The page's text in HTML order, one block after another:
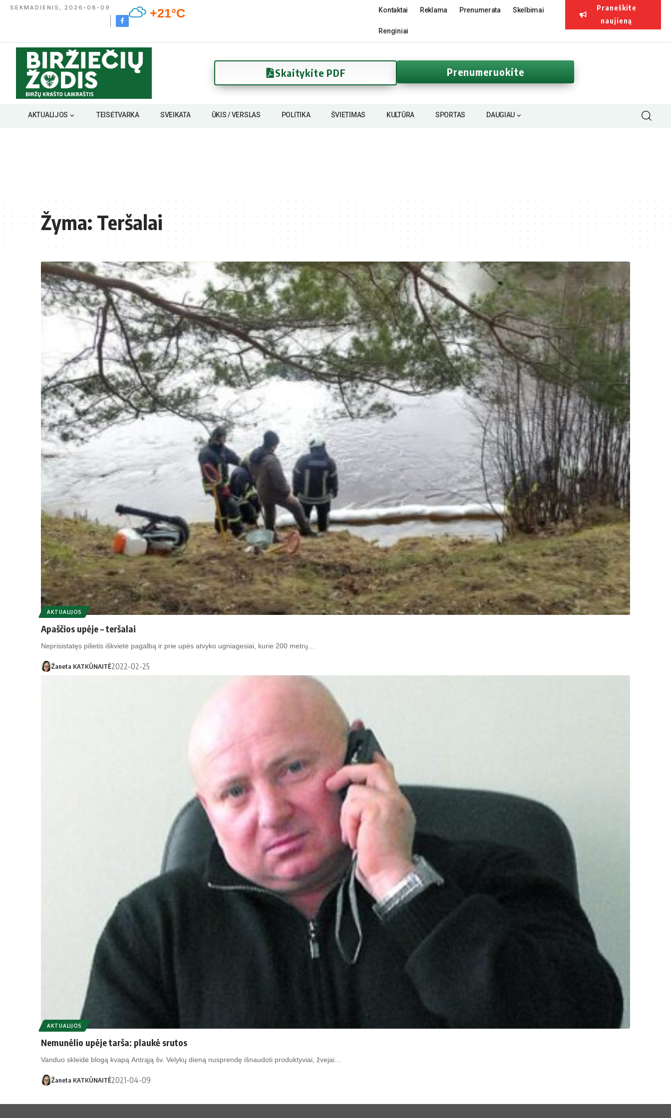
SEKMADIENIS, 2026-08-09 +21°C Kontaktai Reklama Prenumerata Skelbimai
Renginiai
Praneškite
naujieną
Skaitykite PDF Prenumeruokite
AKTUALIJOS TEISĖTVARKA SVEIKATA ŪKIS / VERSLAS POLITIKA ŠVIETIMAS KULTŪRA SPORTAS DAUGIAU
Žyma:Teršalai
AKTUALIJOS
Apaščios upėje – teršalai
Neprisistatęs pilietis iškvietė pagalbą ir prie upės atvyko ugniagesiai, kurie 200 metrų…
Žaneta KATKŪNAITĖ2022-02-25
AKTUALIJOS
Nemunėlio upėje tarša: plaukė srutos
Vanduo skleidė blogą kvapą Antrąją šv. Velykų dieną nusprendę išnaudoti produktyviai, žvejai…
Žaneta KATKŪNAITĖ2021-04-09